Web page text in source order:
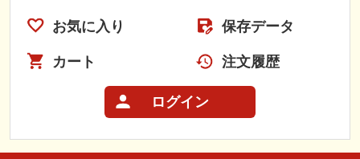
お気に入り 保存データ
カート 注文履歴
ログイン